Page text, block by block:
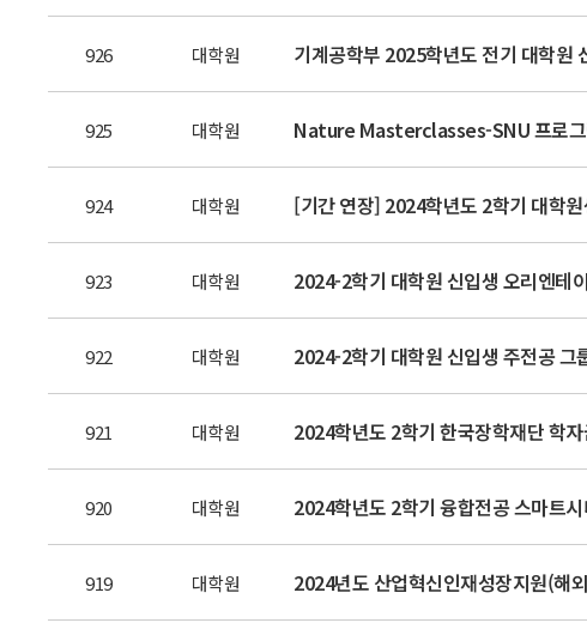
926 대학원 기계공학부 2025학년도 전기 대학원
925 대학원 Nature Masterclasses-SNU 프로
924 대학원 [기간 연장] 2024학년도 2학기 대학
923 대학원 2024-2학기 대학원 신입생 오리엔테
922 대학원 2024-2학기 대학원 신입생 주전공
921 대학원 2024학년도 2학기 한국장학재단 학
920 대학원 2024학년도 2학기 융합전공 스마트
919 대학원 2024년도 산업혁신인재성장지원(해